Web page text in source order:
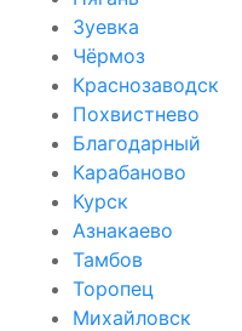
Зуевка
Чёрмоз
Краснозаводск
Похвистнево
Благодарный
Карабаново
Курск
Азнакаево
Тамбов
Торопец
Михайловск